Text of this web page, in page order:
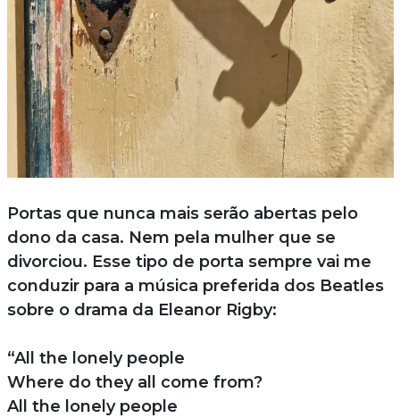
Portas que nunca mais serão abertas pelo
dono da casa. Nem pela mulher que se
divorciou. Esse tipo de porta sempre vai me
conduzir para a música preferida dos Beatles
sobre o drama da Eleanor Rigby:
“All the lonely people
Where do they all come from?
All the lonely people